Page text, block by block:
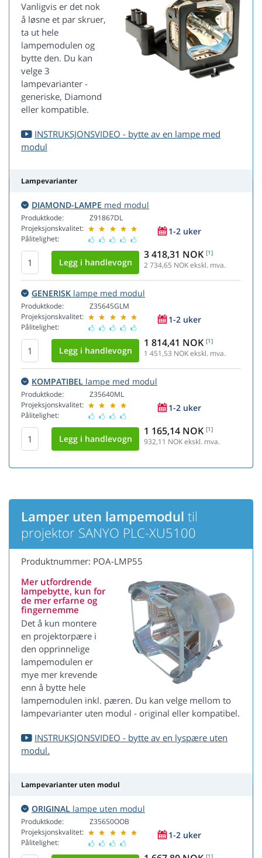
Vanligvis er det nok
å løsne et par skruer,
ta ut hele
lampemodulen og
bytte den. Du kan
velge 3
lampevarianter -
generiske, Diamond
eller kompatible.
INSTRUKSJONSVIDEO - bytte av en lampe med
modul
Lampevarianter
DIAMOND-LAMPE med modul
Produktkode:
Projeksjonskvalitet:
Pålitelighet:
Z91867DL
1-2 uker
3 418,31 NOK [1]
2 734,65 NOK ekskl. mva.
GENERISK lampe med modul
Produktkode:
Projeksjonskvalitet:
Pålitelighet:
Z35645GLM
1-2 uker
1 814,41 NOK [1]
1 451,53 NOK ekskl. mva.
KOMPATIBEL lampe med modul
Produktkode:
Projeksjonskvalitet:
Pålitelighet:
Z35640ML
1-2 uker
1 165,14 NOK [1]
932,11 NOK ekskl. mva.
Lamper uten lampemodul til
projektor SANYO PLC-XU5100
Produktnummer: POA-LMP55
Mer utfordrende
lampebytte, kun for
de mer erfarne og
fingernemme
Det å kun montere
en projektorpære i
den opprinnelige
lampemodulen er
mye mer krevende
enn å bytte hele
lampemodulen inkl. pæren. Du kan velge mellom to
lampevarianter uten modul - original eller kompatibel.
INSTRUKSJONSVIDEO - bytte av en lyspære uten
modul.
Lampevarianter uten modul
ORIGINAL lampe uten modul
Produktkode:
Projeksjonskvalitet:
Pålitelighet:
Z35650OOB
1-2 uker
[1]